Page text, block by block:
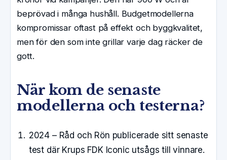
beprövad i många hushåll. Budgetmodellerna
kompromissar oftast på effekt och byggkvalitet,
men för den som inte grillar varje dag räcker de
gott.
När kom de senaste
modellerna och testerna?
2024 – Råd och Rön publicerade sitt senaste
test där Krups FDK Iconic utsågs till vinnare.